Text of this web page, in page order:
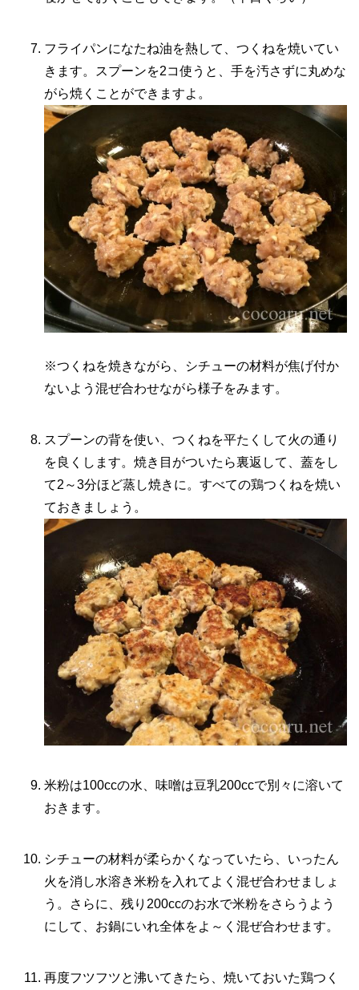
フライパンになたね油を熱して、つくねを焼いてい
きます。スプーンを2コ使うと、手を汚さずに丸めな
がら焼くことができますよ。
※つくねを焼きながら、シチューの材料が焦げ付か
ないよう混ぜ合わせながら様子をみます。
スプーンの背を使い、つくねを平たくして火の通り
を良くします。焼き目がついたら裏返して、蓋をし
て2～3分ほど蒸し焼きに。すべての鶏つくねを焼い
ておきましょう。
米粉は100ccの水、味噌は豆乳200ccで別々に溶いて
おきます。
シチューの材料が柔らかくなっていたら、いったん
火を消し水溶き米粉を入れてよく混ぜ合わせましょ
う。さらに、残り200ccのお水で米粉をさらうよう
にして、お鍋にいれ全体をよ～く混ぜ合わせます。
再度フツフツと沸いてきたら、焼いておいた鶏つく